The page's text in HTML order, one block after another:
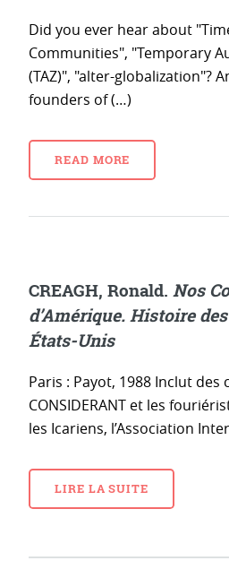
Did you ever hear about
Communities", "Temporary
(TAZ)", "alter-globalization"?
founders of (…)
READ MORE
CREAGH, Ronald. Nos
d’Amérique. Histoire
États-Unis
Paris : Payot, 1988 Inclut
CONSIDERANT et les
les Icariens, l’Association
LIRE LA SUITE